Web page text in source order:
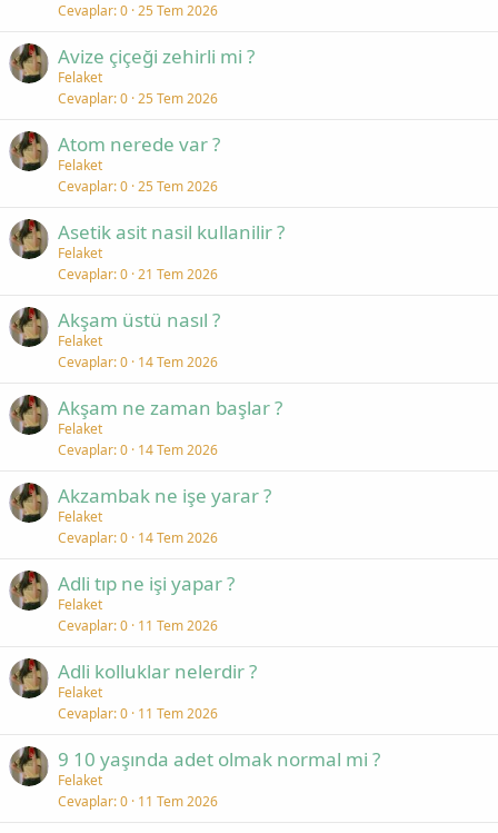
Cevaplar 0 25 Tem 2026
Avize çiçeği zehirli mi ?
Felaket
Cevaplar 0 25 Tem 2026
Atom nerede var ?
Felaket
Cevaplar 0 25 Tem 2026
Asetik asit nasil kullanilir ?
Felaket
Cevaplar 0 21 Tem 2026
Akşam üstü nasıl ?
Felaket
Cevaplar 0 14 Tem 2026
Akşam ne zaman başlar ?
Felaket
Cevaplar 0 14 Tem 2026
Akzambak ne işe yarar ?
Felaket
Cevaplar 0 14 Tem 2026
Adli tıp ne işi yapar ?
Felaket
Cevaplar 0 11 Tem 2026
Adli kolluklar nelerdir ?
Felaket
Cevaplar 0 11 Tem 2026
9 10 yaşında adet olmak normal mi ?
Felaket
Cevaplar 0 11 Tem 2026